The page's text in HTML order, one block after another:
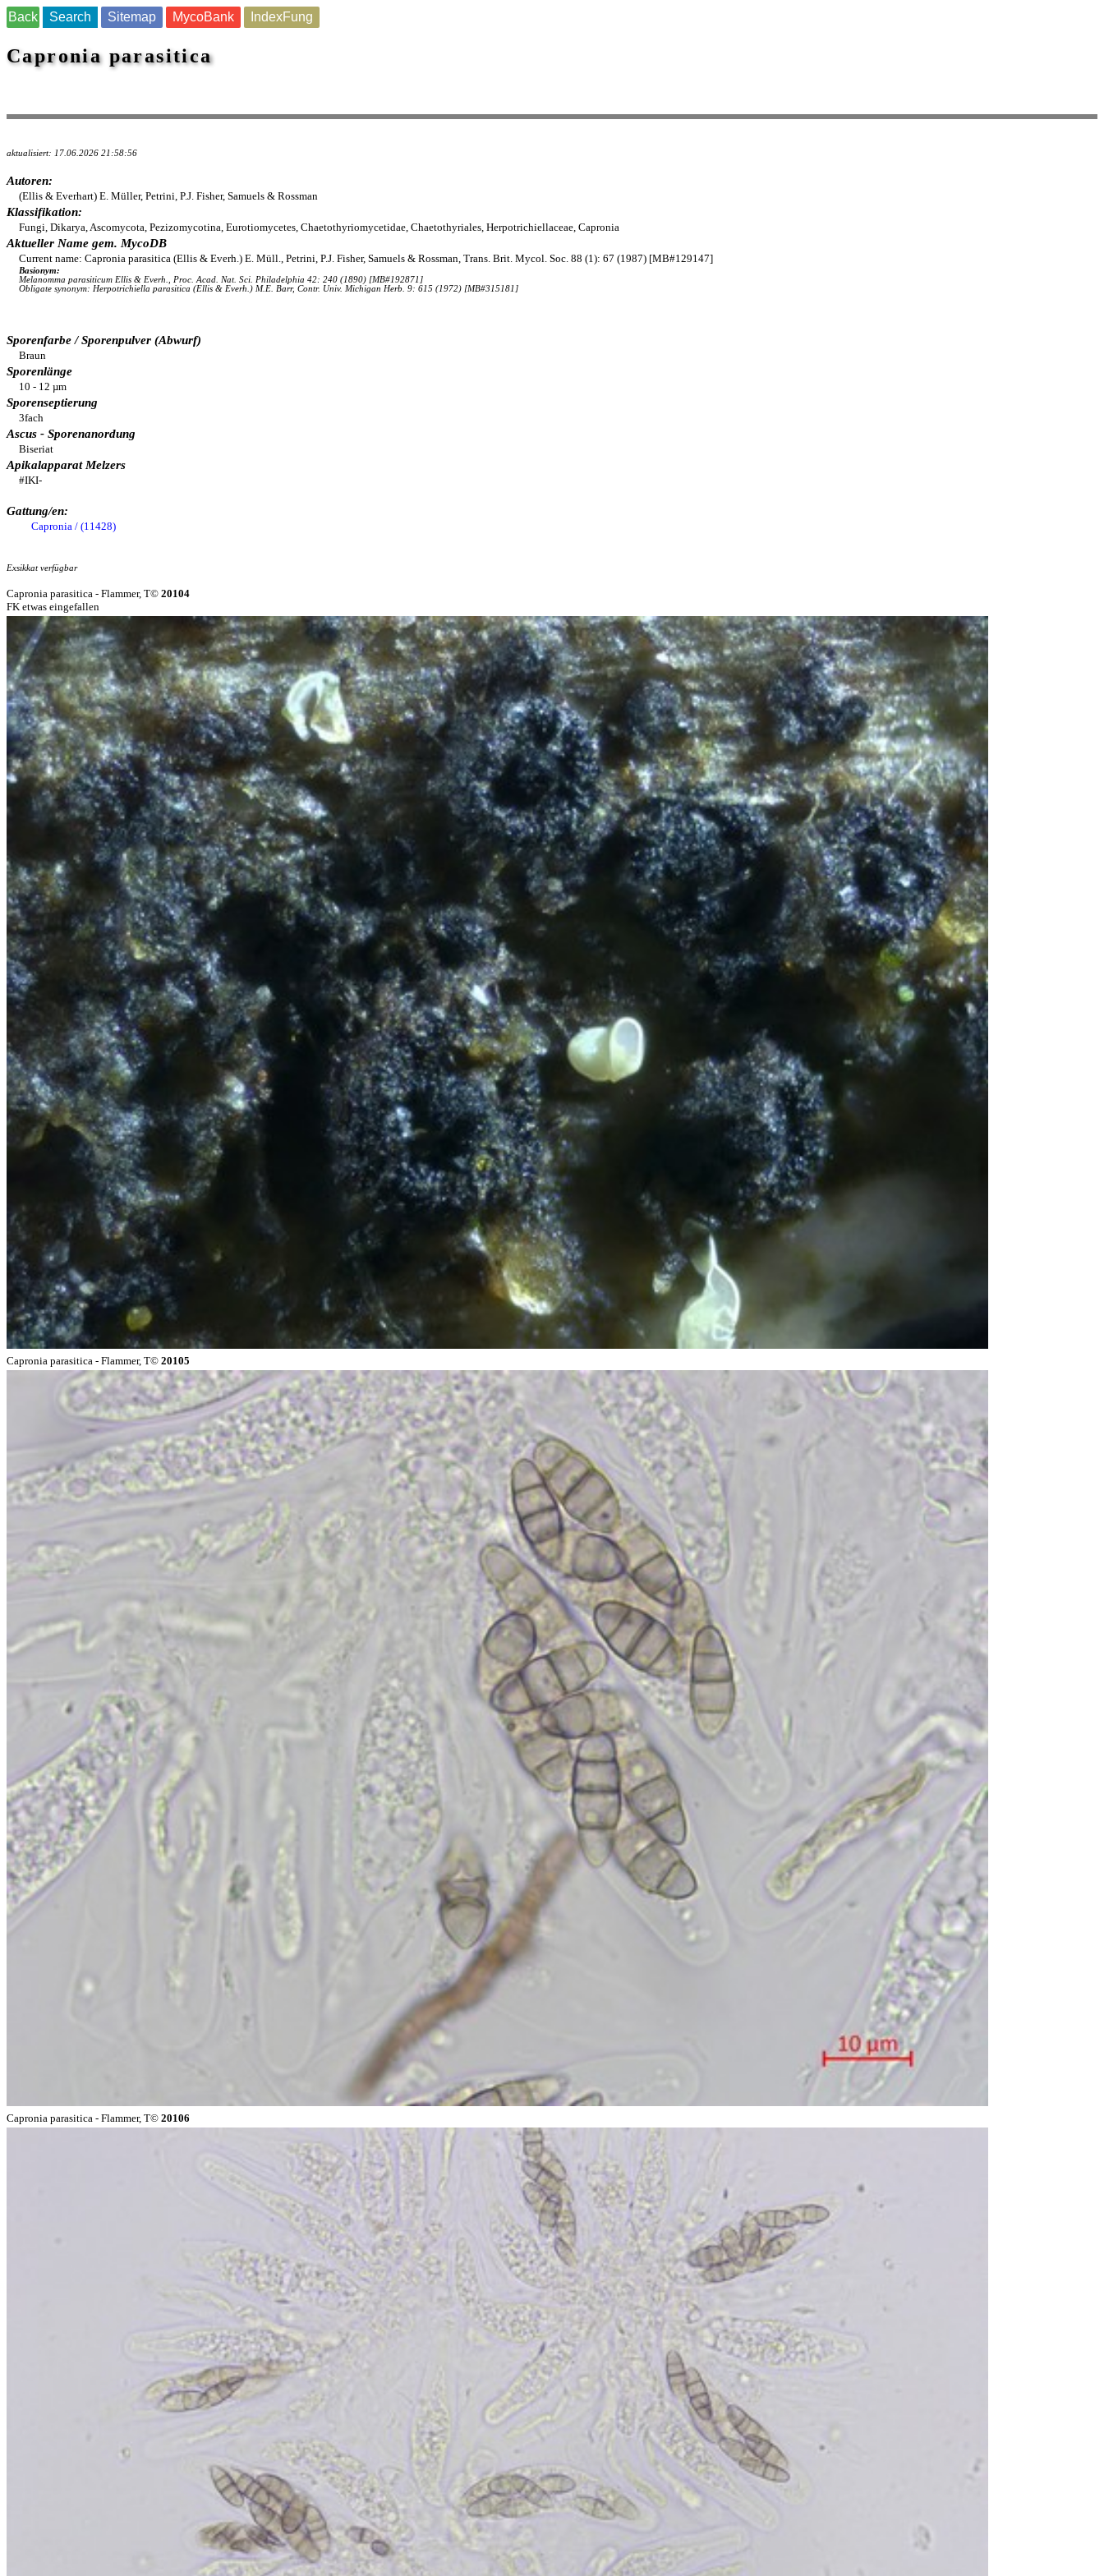
Back Search Sitemap MycoBank IndexFung
Capronia parasitica
aktualisiert: 17.06.2026 21:58:56
Autoren:
(Ellis & Everhart) E. Müller, Petrini, P.J. Fisher, Samuels & Rossman
Klassifikation:
Fungi, Dikarya, Ascomycota, Pezizomycotina, Eurotiomycetes, Chaetothyriomycetidae, Chaetothyriales, Herpotrichiellaceae, Capronia
Aktueller Name gem. MycoDB
Current name: Capronia parasitica (Ellis & Everh.) E. Müll., Petrini, P.J. Fisher, Samuels & Rossman, Trans. Brit. Mycol. Soc. 88 (1): 67 (1987) [MB#129147]
Basionym:
Melanomma parasiticum Ellis & Everh., Proc. Acad. Nat. Sci. Philadelphia 42: 240 (1890) [MB#192871]
Obligate synonym: Herpotrichiella parasitica (Ellis & Everh.) M.E. Barr, Contr. Univ. Michigan Herb. 9: 615 (1972) [MB#315181]
Sporenfarbe / Sporenpulver (Abwurf)
Braun
Sporenlänge
10 - 12 µm
Sporenseptierung
3fach
Ascus - Sporenanordung
Biseriat
Apikalapparat Melzers
#IKI-
Gattung/en:
Capronia / (11428)
Exsikkat verfügbar
Capronia parasitica - Flammer, T© 20104
FK etwas eingefallen
Capronia parasitica - Flammer, T© 20105
Capronia parasitica - Flammer, T© 20106